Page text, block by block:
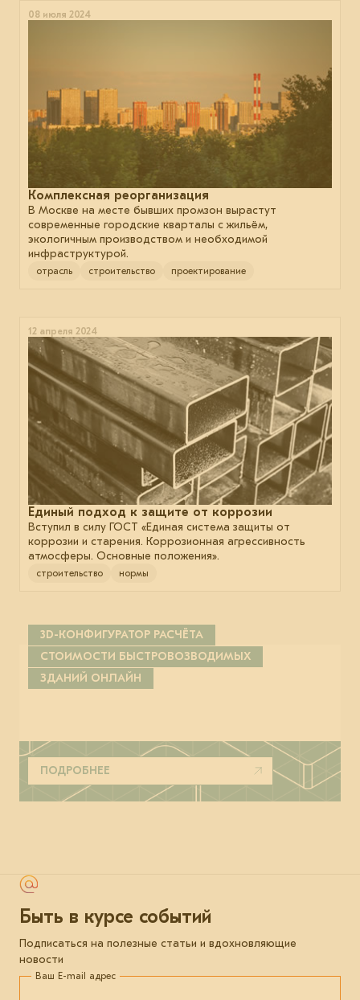
08 июля 2024
Комплексная реорганизация
В Москве на месте бывших промзон вырастут
современные городские кварталы с жильём,
экологичным производством и необходимой
инфраструктурой.
отрасль строительство проектирование
12 апреля 2024
Единый подход к защите от коррозии
Вступил в силу ГОСТ «Единая система защиты от
коррозии и старения. Коррозионная агрессивность
атмосферы. Основные положения».
строительство нормы
3D-КОНФИГУРАТОР РАСЧЁТА
СТОИМОСТИ БЫСТРОВОЗВОДИМЫХ
ЗДАНИЙ ОНЛАЙН
ПОДРОБНЕЕ
Быть в курсе событий
Подписаться на полезные статьи и вдохновляющие
новости
Ваш E-mail адрес